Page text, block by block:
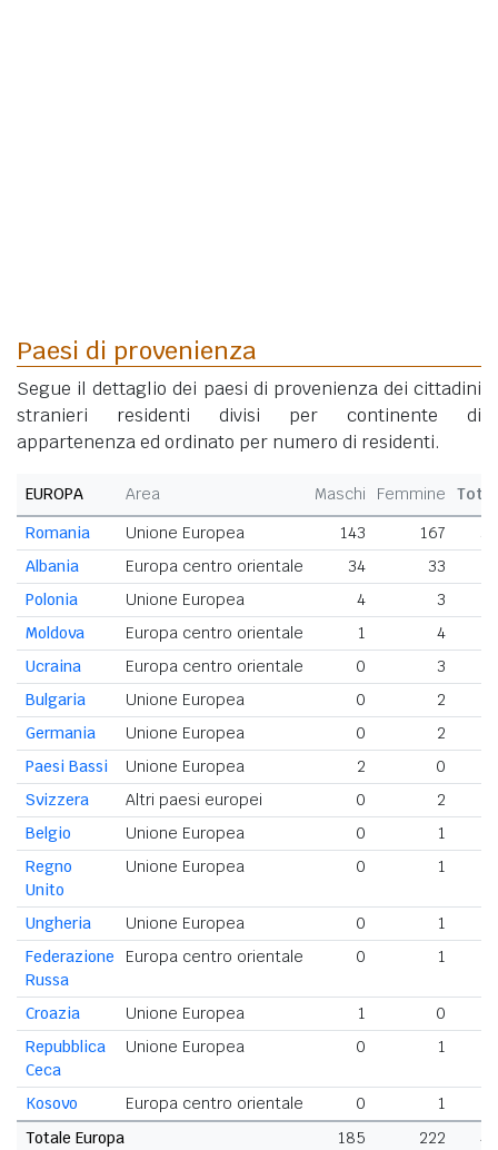
Paesi di provenienza
Segue il dettaglio dei paesi di provenienza dei cittadini
stranieri residenti divisi per continente di
appartenenza ed ordinato per numero di residenti.
EUROPA Area Maschi Femmine
Romania
Unione Europea 143 167
Albania
Europa centro orientale 34 33
Polonia
Unione Europea 4
3
Moldova
Europa centro orientale 1 4
Ucraina
Europa centro orientale 0
3
Bulgaria
Unione Europea 0
2
Germania
Unione Europea 0
2
Paesi Bassi
Unione Europea 2
0
Svizzera
Altri paesi europei 0
2
Belgio
Unione Europea 0
1
Regno
Unito
Unione Europea 0 1
Ungheria Unione Europea 0
1
Federazione
Russa
Europa centro orientale 0 1
Croazia Unione Europea 1
0
Repubblica
Ceca
Unione Europea 0 1
Kosovo Europa centro orientale 0
1
Totale Europa
185 222